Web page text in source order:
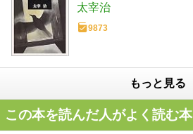
太宰治
9873
もっと見る
この本を読んだ人がよく読む本